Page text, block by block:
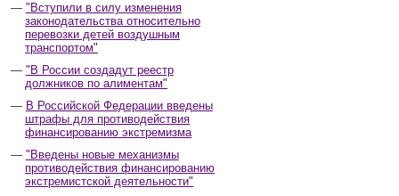
"Вступили в силу изменения
законодательства относительно
перевозки детей воздушным
транспортом"
"В России создадут реестр
должников по алиментам"
В Российской Федерации введены
штрафы для противодействия
финансированию экстремизма
"Введены новые механизмы
противодействия финансированию
экстремистской деятельности"